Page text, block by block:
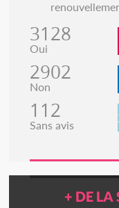
3128
Oui
2902
Non
112
Sans avis
+ DE LA